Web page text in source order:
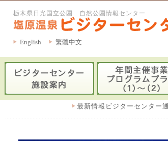
栃木県日光国立公園 自然公園情報センター
English 繁體中文
最新情報ビジターセンター